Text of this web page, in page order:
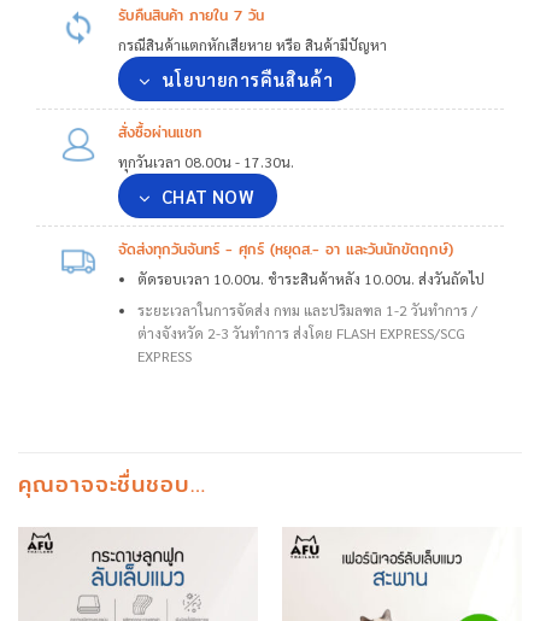
รับคืนสินค้า ภายใน 7 วัน
กรณีสินค้าแตกหักเสียหาย หรือ สินค้ามีปัญหา
นโยบายการคืนสินค้า
สั่งซื้อผ่านแชท
ทุกวันเวลา 08.00น - 17.30น.
CHAT NOW
จัดส่งทุกวันจันทร์ - ศุกร์ (หยุดส.- อา และวันนักขัตฤกษ์)
ตัดรอบเวลา 10.00น. ชำระสินค้าหลัง 10.00น. ส่งวันถัดไป
ระยะเวลาในการจัดส่ง กทม และปริมลฑล 1-2 วันทำการ /
ต่างจังหวัด 2-3 วันทำการ ส่งโดย FLASH EXPRESS/SCG
EXPRESS
คุณอาจจะชื่นชอบ…